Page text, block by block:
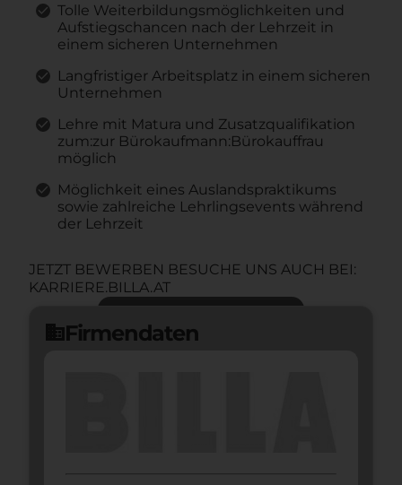
Tolle Weiterbildungsmöglichkeiten und
Aufstiegschancen nach der Lehrzeit in
einem sicheren Unternehmen
Langfristiger Arbeitsplatz in einem sicheren
Unternehmen
Lehre mit Matura und Zusatzqualifikation
zum:zur Bürokaufmann:Bürokauffrau
möglich
Möglichkeit eines Auslandspraktikums
sowie zahlreiche Lehrlingsevents während
der Lehrzeit
JETZT BEWERBEN BESUCHE UNS AUCH BEI:
KARRIERE.BILLA.AT
domainFirmendaten